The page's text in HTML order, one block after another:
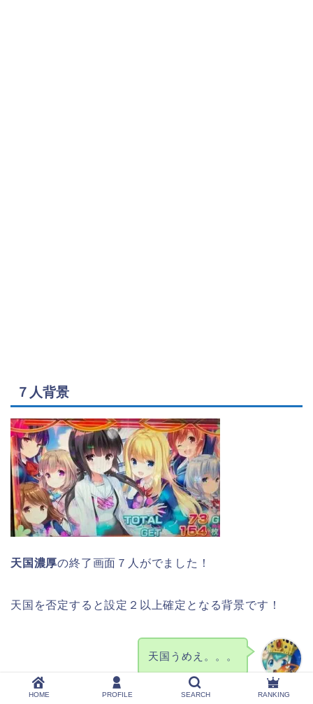
７人背景
天国濃厚の終了画面７人がでました！
天国を否定すると設定２以上確定となる背景です！
おちろ
天国うめえ。。。
HOME PROFILE SEARCH RANKING